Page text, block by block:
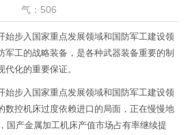
气：506
步入国家重点发展领域和国防军工建设领
军工的战略装备，是各种武器装备重要的制
化的重要保证。
步入国家重点发展领域和国防军工建设领
数控机床过度依赖进口的局面，正在慢慢地
国产金属加工机床产值市场占有率继续提